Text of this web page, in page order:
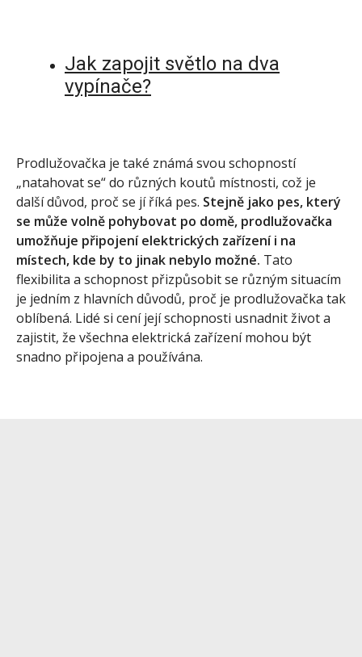
Jak zapojit světlo na dva
vypínače?
Prodlužovačka je také známá svou schopností
„natahovat se“ do různých koutů místnosti, což je
další důvod, proč se jí říká pes. Stejně jako pes, který
se může volně pohybovat po domě, prodlužovačka
umožňuje připojení elektrických zařízení i na
místech, kde by to jinak nebylo možné. Tato
flexibilita a schopnost přizpůsobit se různým situacím
je jedním z hlavních důvodů, proč je prodlužovačka tak
oblíbená. Lidé si cení její schopnosti usnadnit život a
zajistit, že všechna elektrická zařízení mohou být
snadno připojena a používána.